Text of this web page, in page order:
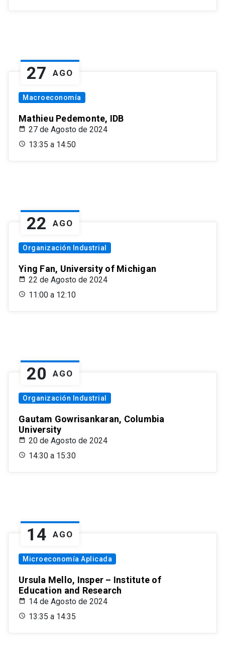
27 AGO
Macroeconomía
Mathieu Pedemonte, IDB
27 de Agosto de 2024
13:35 a 14:50
22 AGO
Organización Industrial
Ying Fan, University of Michigan
22 de Agosto de 2024
11:00 a 12:10
20 AGO
Organización Industrial
Gautam Gowrisankaran, Columbia
University
20 de Agosto de 2024
14:30 a 15:30
14 AGO
Microeconomía Aplicada
Ursula Mello, Insper – Institute of
Education and Research
14 de Agosto de 2024
13:35 a 14:35